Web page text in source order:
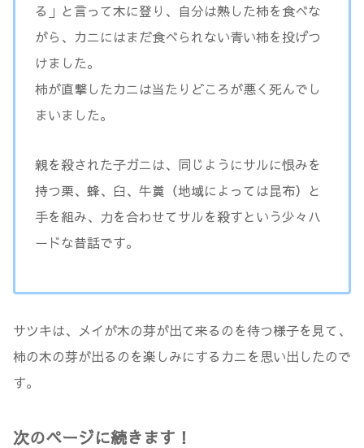
る」と言って木に登り、自分は熟した柿を食べな
がら、カニにはまだ食べられない青い柿を投げつ
けました。
柿が直撃したカニは当たりどころが悪く死んでし
まいました。
親を殺された子ガニは、同じようにサルに恨みを
持つ栗、蜂、臼、牛糞（地域によっては昆布）と
手を組み、力を合わせてサルを殺すという少々ハ
ードな昔話です。
サツキは、メイが木の芽が出て来るのを待つ様子を見て、
柿の木の芽が出るのを楽しみにするカニを思い出したので
す。
次のページに続きます！